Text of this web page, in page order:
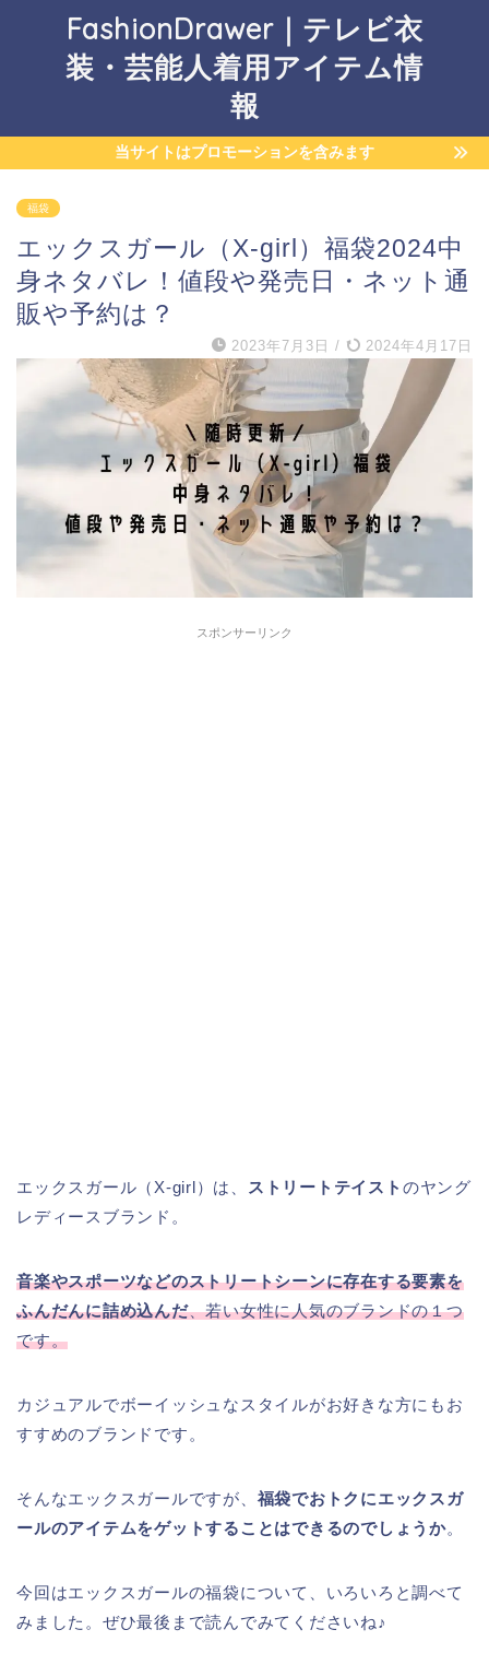
FashionDrawer｜テレビ衣
装・芸能人着用アイテム情
報
当サイトはプロモーションを含みます
福袋
エックスガール（X-girl）福袋2024中
身ネタバレ！値段や発売日・ネット通
販や予約は？
2023年7月3日 / 2024年4月17日
スポンサーリンク
エックスガール（X-girl）は、 ストリートテイスト のヤング
レディースブランド。
音楽やスポーツなどのストリートシーンに存在する要素を
ふんだんに詰め込んだ、若い女性に人気のブランドの１つ
です。
カジュアルでボーイッシュなスタイルがお好きな方にもお
すすめのブランドです。
そんなエックスガールですが、 福袋でおトクにエックスガ
ールのアイテムをゲットすることはできるのでしょうか。
今回はエックスガールの福袋について、いろいろと調べて
みました。ぜひ最後まで読んでみてくださいね♪